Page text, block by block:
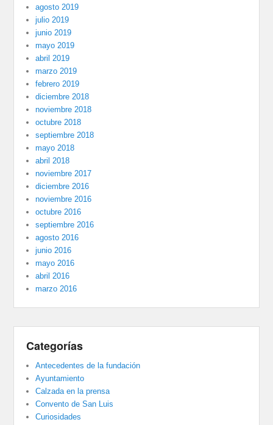
agosto 2019
julio 2019
junio 2019
mayo 2019
abril 2019
marzo 2019
febrero 2019
diciembre 2018
noviembre 2018
octubre 2018
septiembre 2018
mayo 2018
abril 2018
noviembre 2017
diciembre 2016
noviembre 2016
octubre 2016
septiembre 2016
agosto 2016
junio 2016
mayo 2016
abril 2016
marzo 2016
Categorías
Antecedentes de la fundación
Ayuntamiento
Calzada en la prensa
Convento de San Luis
Curiosidades